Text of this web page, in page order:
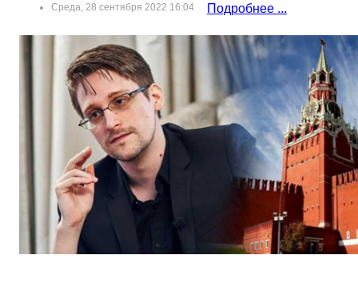
Среда, 28 сентября 2022 16:04 Подробнее ...